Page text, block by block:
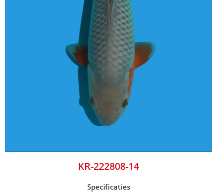
KR-222808-14
Specificaties